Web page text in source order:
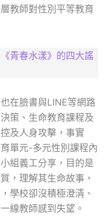
教師對性別平等教育
青春水漾》的四大謠
在臉書與LINE等網路
策、生命教育課程及
及人身攻擊，事實
單元-多元性別課程內
組義工分享，目的是
，理解其生命故事，
學校卻沒積極澄清、
線教師感到失望。